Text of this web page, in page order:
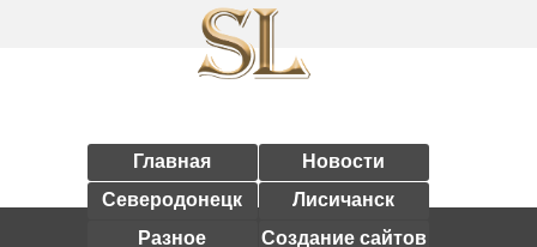
Главная
Новости
Северодонецк
Лисичанск
Разное
Создание сайтов